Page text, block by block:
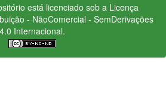
está licenciado sob a Licença
- NãoComercial - SemDerivações
4.0 Internacional.